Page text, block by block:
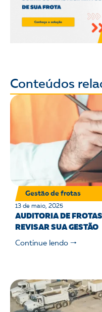
Conteúdos
Gestão de frotas
13 de maio, 2025
AUDITORIA DE
REVISAR SUA GESTÃO
Continue lendo 🠒